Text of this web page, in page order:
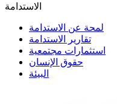
الاستدامة
لمحة عن الاستدامة
تقارير الاستدامة
استثمارات مجتمعية
حقوق الإنسان
البيئة